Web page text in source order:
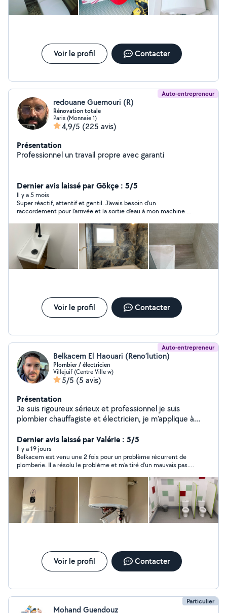
Voir le profil Contacter
Auto-entrepreneur
redouane Guemouri (R)
Rénovation totale
Paris (Monnaie 1)
4,9/5 (225 avis)
Présentation
Professionnel un travail propre avec garanti
Dernier avis laissé par Gökçe : 5/5
Il y a 5 mois
Super réactif, attentif et gentil. J'avais besoin d'un
raccordement pour l'arrivée et la sortie d'eau à mon machine à
service en moins d'une heure. Le résultat final était très propre.
Il m'a expliqué le processus à l'avance. Excellent service.
Voir le profil Contacter
Auto-entrepreneur
Belkacem El Haouari (Reno’lution)
Plombier / électricien
Villejuif (Centre Ville w)
5/5 (5 avis)
Présentation
Je suis rigoureux sérieux et professionnel je suis
plombier chauffagiste et électricien, je m'applique à
Dernier avis laissé par Valérie : 5/5
Il y a 19 jours
Belkacem est venu une 2 fois pour un problème récurrent de
plomberie. Il a résolu le problème et m’a tiré d’un mauvais pas.
Voir le profil Contacter
Particulier
Mohand Guendouz